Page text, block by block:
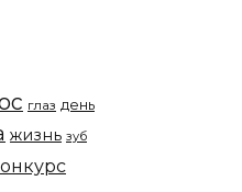
глаз день
жизнь зуб